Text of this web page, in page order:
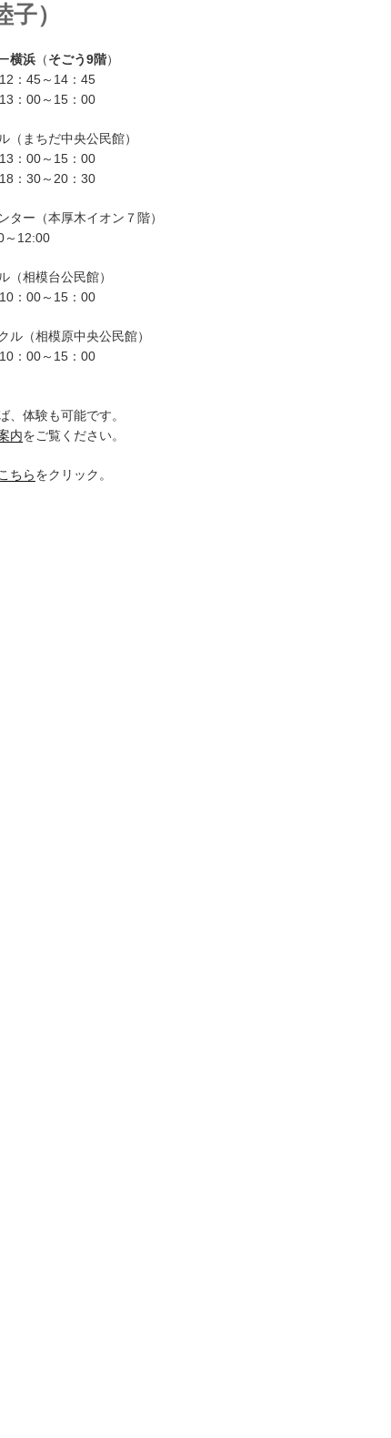
）
横浜（そごう9階）
：45～14：45
：00～15：00
（まちだ中央公民館）
：00～15：00
：30～20：30
ター（本厚木イオン７階）
12:00
（相模台公民館）
：00～15：00
ル（相模原中央公民館）
：00～15：00
、体験も可能です。
内をご覧ください。
こちらをクリック。